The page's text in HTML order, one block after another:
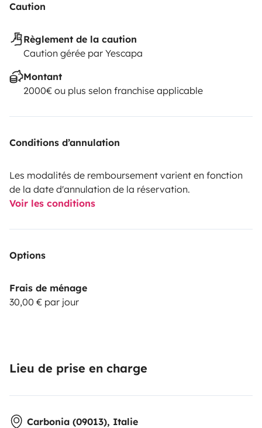
potrete trovare campeggi ,area di sosta attrezzata
acque reflue...fare approvvigionamento di acqua
potabile.***Per tutte le informazioni e prenotazioni
contattateci per e-mail o telefonicamente dopo le
ore 20.00 solo messaggistica di wathsapp
Caution
Règlement de la caution
Caution gérée par Yescapa
Montant
2000€ ou plus selon franchise applicable
Conditions d’annulation
Les modalités de remboursement varient en fonction
de la date d'annulation de la réservation.
Voir les conditions
Options
Frais de ménage
30,00 € par jour
Lieu de prise en charge
Carbonia (09013), Italie